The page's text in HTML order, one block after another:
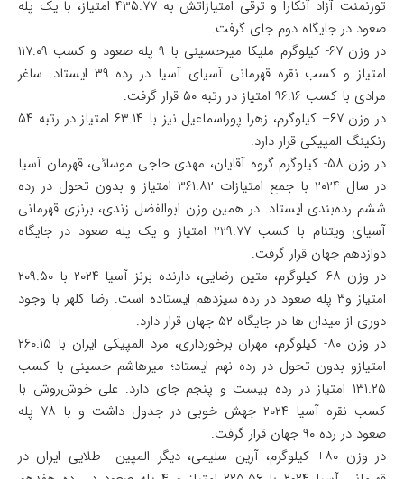
تورنمنت آزاد آنکارا و ترقی امتیازاتش به ۴۳۵.۷۷ امتیاز، با یک پله
صعود در جایگاه دوم جای گرفت.
در وزن ۶۷- کیلوگرم ملیکا میرحسینی با ۹ پله صعود و کسب ۱۱۷.۰۹
امتیاز و کسب نقره قهرمانی آسیای آسیا در رده ۳۹ ایستاد. ساغر
مرادی با کسب ۹۶.۱۶ امتیاز در رتبه ۵۰ قرار گرفت.
در وزن ۶۷+ کیلوگرم، زهرا پوراسماعیل نیز با ۶۳.۱۴ امتیاز در رتبه ۵۴
رنکینگ المپیکی قرار دارد.
در وزن ۵۸- کیلوگرم گروه آقایان، مهدی حاجی موسائی، قهرمان آسیا
در سال ۲۰۲۴ با جمع امتیازات ۳۶۱.۸۲ امتیاز و بدون تحول در رده
ششم رده‌بندی ایستاد. در همین وزن ابوالفضل زندی، برنزی قهرمانی
آسیای ویتنام با کسب ۲۲۹.۷۷ امتیاز و یک پله صعود در جایگاه
دوازدهم جهان قرار گرفت.
در وزن ۶۸- کیلوگرم، متین رضایی، دارنده برنز آسیا ۲۰۲۴ با ۲۰۹.۵۰
امتیاز و۳ پله صعود در رده سیزدهم ایستاده است. رضا کلهر با وجود
دوری از میدان ها در جایگاه ۵۲ جهان قرار دارد.
در وزن ۸۰- کیلوگرم، مهران برخورداری، مرد المپیکی ایران با ۲۶۰.۱۵
امتیازو بدون تحول در رده نهم ایستاد؛ میرهاشم حسینی با کسب
۱۳۱.۲۵ امتیاز در رده بیست و پنجم جای دارد. علی خوش‌روش با
کسب نقره آسیا ۲۰۲۴ جهش خوبی در جدول داشت و با ۷۸ پله
صعود در رده ۹۰ جهان قرار گرفت.
در وزن ۸۰+ کیلوگرم، آرین سلیمی، دیگر المپین طلایی ایران در